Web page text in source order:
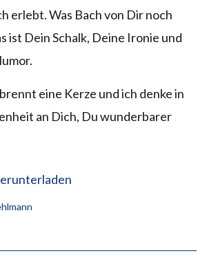
erlebt. Was Bach von Dir noch
ist Dein Schalk, Deine Ironie und
eine Kerze und ich denke in
an Dich, Du wunderbarer